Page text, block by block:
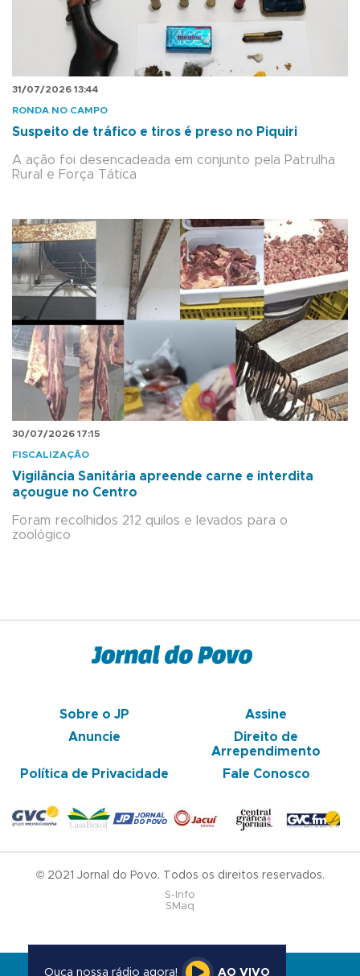
31/07/2026 13:44
RONDA NO CAMPO
Suspeito de tráfico e tiros é preso no Piquiri
A ação foi desencadeada em conjunto pela Patrulha
Rural e Força Tática
30/07/2026 17:15
FISCALIZAÇÃO
Vigilância Sanitária apreende carne e interdita
açougue no Centro
Foram recolhidos 212 quilos e levados para o
zoológico
Sobre o JP
Assine
Anuncie
Direito de
Arrependimento
Política de Privacidade
Fale Conosco
© 2021 Jornal do Povo. Todos os direitos reservados.
S-Info
SMaq
Ouça nossa rádio agora! AO VIVO